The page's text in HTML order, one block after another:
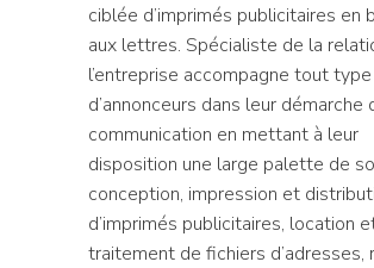
ciblée d’imprimés publicitaires en
aux lettres. Spécialiste de la
l’entreprise accompagne tout type
d’annonceurs dans leur démarche
communication en mettant à leur
disposition une large palette de
conception, impression et
d’imprimés publicitaires, location
traitement de fichiers d’adresses,